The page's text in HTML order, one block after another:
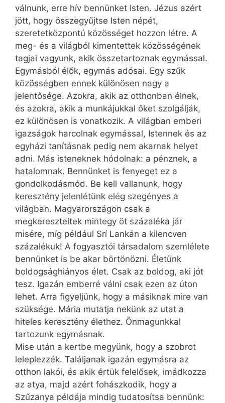
válnunk, erre hív bennünket Isten. Jézus azért
jött, hogy összegyűjtse Isten népét,
szeretetközpontú közösséget hozzon létre. A
meg- és a világból kimentettek közösségének
tagjai vagyunk, akik összetartoznak egymással.
Egymásból élők, egymás adósai. Egy szűk
közösségben ennek különösen nagy a
jelentősége. Azokra, akik az otthonban élnek,
és azokra, akik a munkájukkal őket szolgálják,
ez különösen is vonatkozik. A világban emberi
igazságok harcolnak egymással, Istennek és az
egyházi tanításnak pedig nem akarnak helyet
adni. Más isteneknek hódolnak: a pénznek, a
hatalomnak. Bennünket is fenyeget ez a
gondolkodásmód. Be kell vallanunk, hogy
keresztény jelenlétünk elég szegényes a
világban. Magyarországon csak a
megkereszteltek mintegy öt százaléka jár
misére, míg például Srí Lankán a kilencven
százalékuk! A fogyasztói társadalom szemlélete
bennünket is be akar börtönözni. Életünk
boldogság­hiányos élet. Csak az boldog, aki jót
tesz. Igazán emberré válni csak ezen az úton
lehet. Arra figyeljünk, hogy a másiknak mire van
szüksége. Mária mutatja nekünk az utat a
hiteles keresztény élethez. Önmagunkkal
tartozunk egymásnak.
Mise után a kertbe megyünk, hogy a szobrot
leleplezzék. Találjanak igazán egymásra az
otthon lakói, és akik értük felelősek, imádkozza
az atya, majd azért fohászkodik, hogy a
Szűzanya példája mindig tudatosítsa bennünk: